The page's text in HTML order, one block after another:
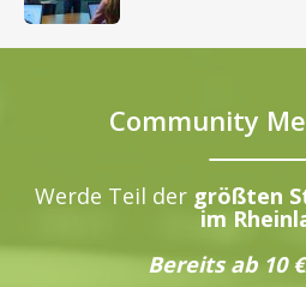
Community
Werde Teil der größten
im
Bereits ab 10